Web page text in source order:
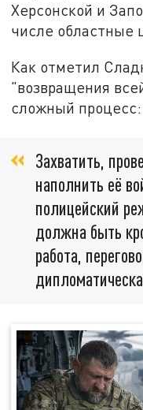
Херсонской и
числе областные
Как отметил
"возвращения
сложный процесс:
Захватить,
наполнить её
полицейский
должна быть
работа,